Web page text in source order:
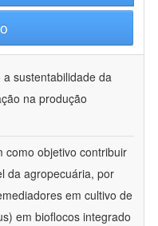
sustentabilidade da
na produção
como objetivo contribuir
da agropecuária, por
em cultivo de
em bioflocos integrado